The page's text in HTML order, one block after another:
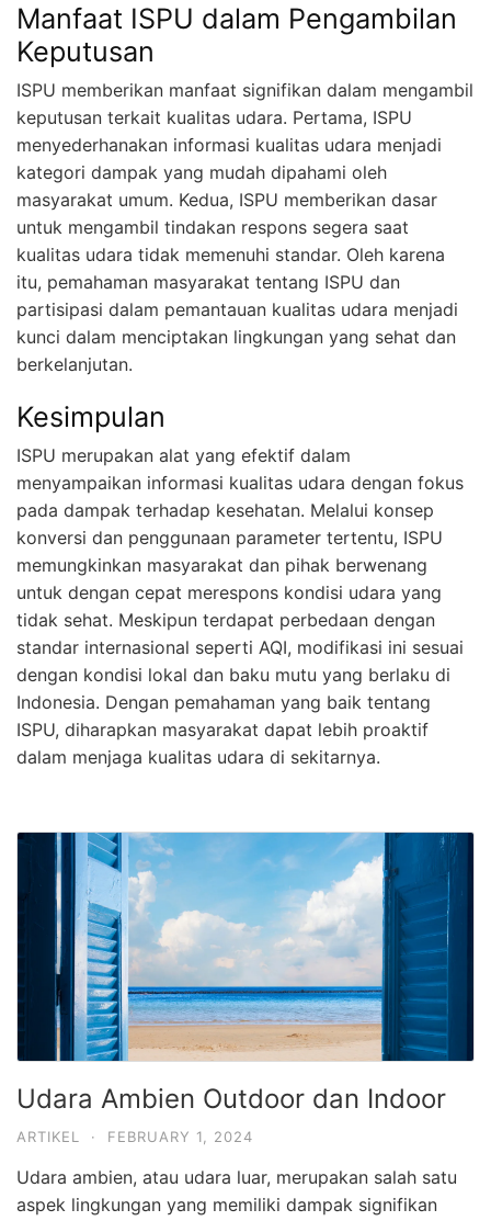
Manfaat ISPU dalam Pengambilan
Keputusan
ISPU memberikan manfaat signifikan dalam mengambil
keputusan terkait kualitas udara. Pertama, ISPU
menyederhanakan informasi kualitas udara menjadi
kategori dampak yang mudah dipahami oleh
masyarakat umum. Kedua, ISPU memberikan dasar
untuk mengambil tindakan respons segera saat
kualitas udara tidak memenuhi standar. Oleh karena
itu, pemahaman masyarakat tentang ISPU dan
partisipasi dalam pemantauan kualitas udara menjadi
kunci dalam menciptakan lingkungan yang sehat dan
berkelanjutan.
Kesimpulan
ISPU merupakan alat yang efektif dalam
menyampaikan informasi kualitas udara dengan fokus
pada dampak terhadap kesehatan. Melalui konsep
konversi dan penggunaan parameter tertentu, ISPU
memungkinkan masyarakat dan pihak berwenang
untuk dengan cepat merespons kondisi udara yang
tidak sehat. Meskipun terdapat perbedaan dengan
standar internasional seperti AQI, modifikasi ini sesuai
dengan kondisi lokal dan baku mutu yang berlaku di
Indonesia. Dengan pemahaman yang baik tentang
ISPU, diharapkan masyarakat dapat lebih proaktif
dalam menjaga kualitas udara di sekitarnya.
Udara Ambien Outdoor dan Indoor
ARTIKEL · FEBRUARY 1, 2024
Udara ambien, atau udara luar, merupakan salah satu
aspek lingkungan yang memiliki dampak signifikan